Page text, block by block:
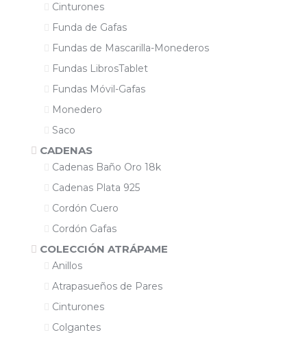
Cinturones
Funda de Gafas
Fundas de Mascarilla-Monederos
Fundas LibrosTablet
Fundas Móvil-Gafas
Monedero
Saco
CADENAS
Cadenas Baño Oro 18k
Cadenas Plata 925
Cordón Cuero
Cordón Gafas
COLECCIÓN ATRÁPAME
Anillos
Atrapasueños de Pares
Cinturones
Colgantes